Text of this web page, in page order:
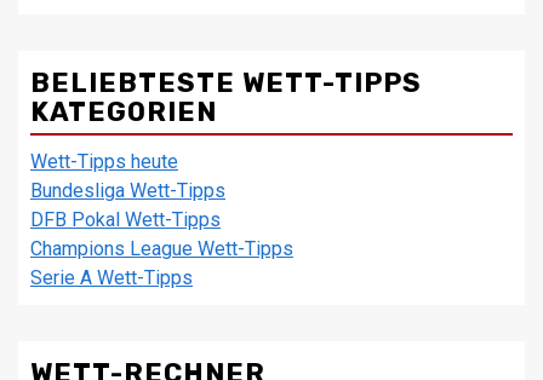
BELIEBTESTE WETT-TIPPS
KATEGORIEN
Wett-Tipps heute
Bundesliga Wett-Tipps
DFB Pokal Wett-Tipps
Champions League Wett-Tipps
Serie A Wett-Tipps
WETT-RECHNER